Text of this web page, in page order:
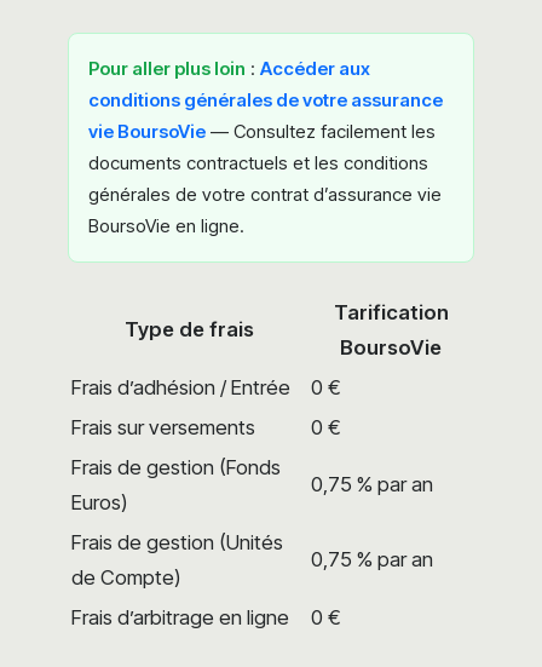
Pour aller plus loin : Accéder aux
conditions générales de votre assurance
vie BoursoVie — Consultez facilement les
documents contractuels et les conditions
générales de votre contrat d’assurance vie
BoursoVie en ligne.
Type de frais
Tarification
BoursoVie
Frais d’adhésion / Entrée
0 €
Frais sur versements
0 €
Frais de gestion (Fonds
Euros)
0,75 % par an
Frais de gestion (Unités
de Compte)
0,75 % par an
Frais d’arbitrage en ligne 0 €